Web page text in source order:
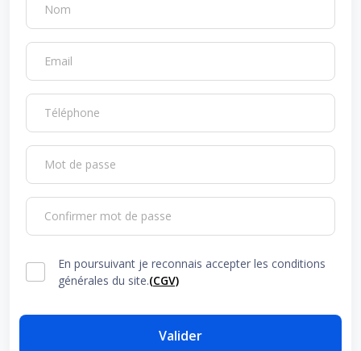
Nom
Email
Téléphone
Mot de passe
Confirmer mot de passe
En poursuivant je reconnais accepter les conditions
générales du site.(CGV)
Valider